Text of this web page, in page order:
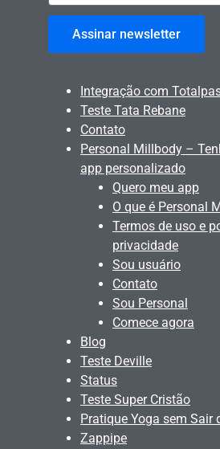
Assinar newsletter
Integração com
Teste Tata Rebane
Contato
Personal Millbody –
app personalizado
Quero meu app
O que é Personal
Termos de uso e
privacidade
Sou usuário
Contato
Sou Personal
Comece agora
Blog
Teste Deville
Status
Teste Super Cristão
Pratique Yoga sem Sair
Zappipe